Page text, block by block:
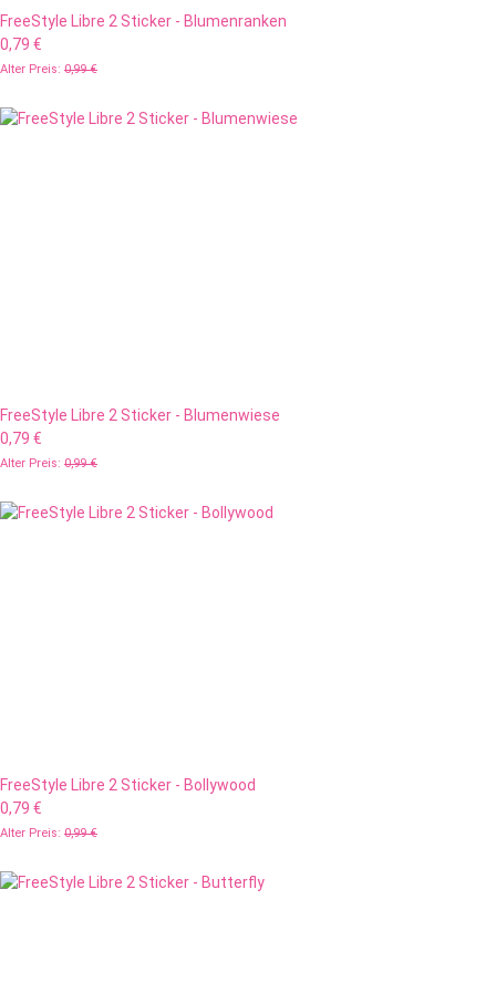
FreeStyle Libre 2 Sticker - Blumenranken
0,79 €
Alter Preis: 0,99 €
FreeStyle Libre 2 Sticker - Blumenwiese
0,79 €
Alter Preis: 0,99 €
FreeStyle Libre 2 Sticker - Bollywood
0,79 €
Alter Preis: 0,99 €